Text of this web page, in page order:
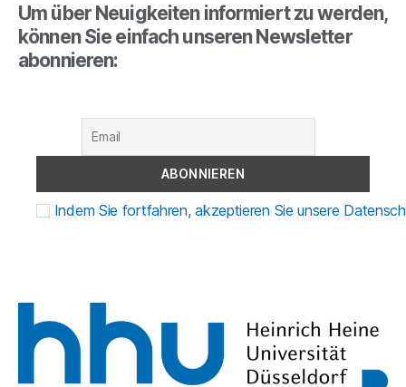
Um über Neuigkeiten informiert zu werden,
können Sie einfach unseren Newsletter
abonnieren:
Indem Sie fortfahren, akzeptieren Sie unsere